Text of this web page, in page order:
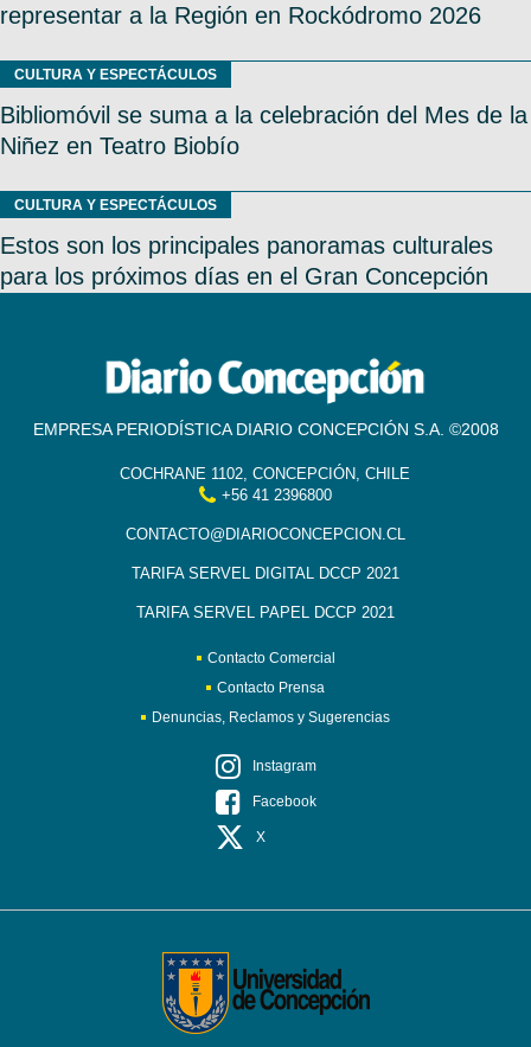
representar a la Región en Rockódromo 2026
CULTURA Y ESPECTÁCULOS
Bibliomóvil se suma a la celebración del Mes de la
Niñez en Teatro Biobío
CULTURA Y ESPECTÁCULOS
Estos son los principales panoramas culturales
para los próximos días en el Gran Concepción
EMPRESA PERIODÍSTICA DIARIO CONCEPCIÓN S.A. ©2008
COCHRANE 1102, CONCEPCIÓN, CHILE
+56 41 2396800
CONTACTO@DIARIOCONCEPCION.CL
TARIFA SERVEL DIGITAL DCCP 2021
TARIFA SERVEL PAPEL DCCP 2021
Contacto Comercial
Contacto Prensa
Denuncias, Reclamos y Sugerencias
Instagram
Facebook
X